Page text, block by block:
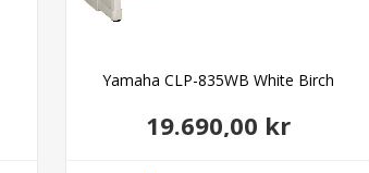
Yamaha CLP-835WB White Birch
19.690,00 kr